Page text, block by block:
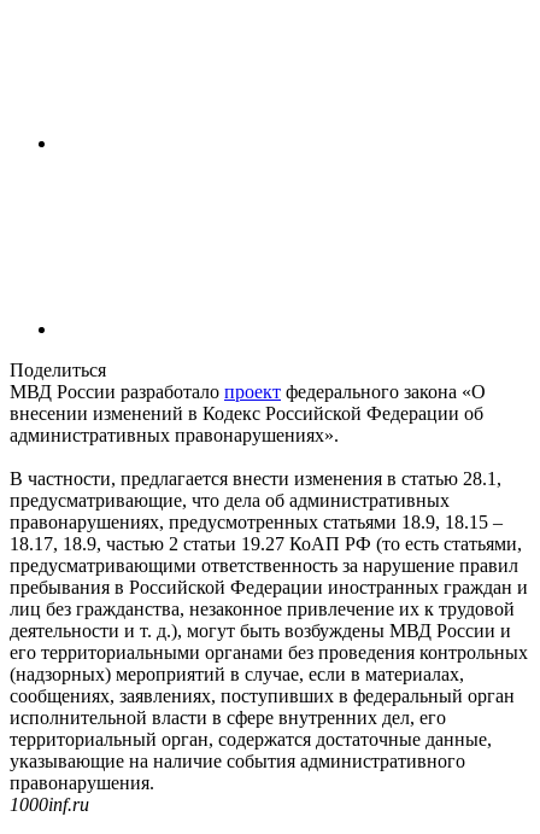
Поделиться
МВД России разработало проект федерального закона «О
внесении изменений в ‎Кодекс Российской Федерации об
административных правонарушениях».
В частности, предлагается внести изменения в статью 28.1,
предусматривающие, что дела об административных
правонарушениях, предусмотренных статьями 18.9, 18.15 –
18.17, 18.9, частью 2 статьи 19.27 КоАП РФ (то есть статьями,
предусматривающими ответственность за нарушение правил
пребывания в Российской Федерации иностранных граждан и
лиц без гражданства, незаконное привлечение их к трудовой
деятельности и т. д.), могут быть возбуждены МВД России и
его территориальными органами без проведения контрольных
(надзорных) мероприятий в случае, если в материалах,
сообщениях, заявлениях, поступивших в федеральный орган
исполнительной власти в сфере внутренних дел, его
территориальный орган, содержатся достаточные данные,
указывающие на наличие события административного
правонарушения.
1000inf.ru